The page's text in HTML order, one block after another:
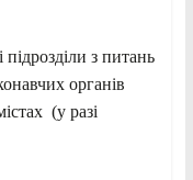
з питань
органів
(у разі